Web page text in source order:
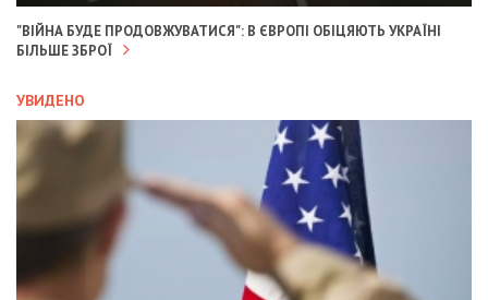
"ВІЙНА БУДЕ ПРОДОВЖУВАТИСЯ": В ЄВРОПІ ОБІЦЯЮТЬ УКРАЇНІ
БІЛЬШЕ ЗБРОЇ
УВИДЕНО